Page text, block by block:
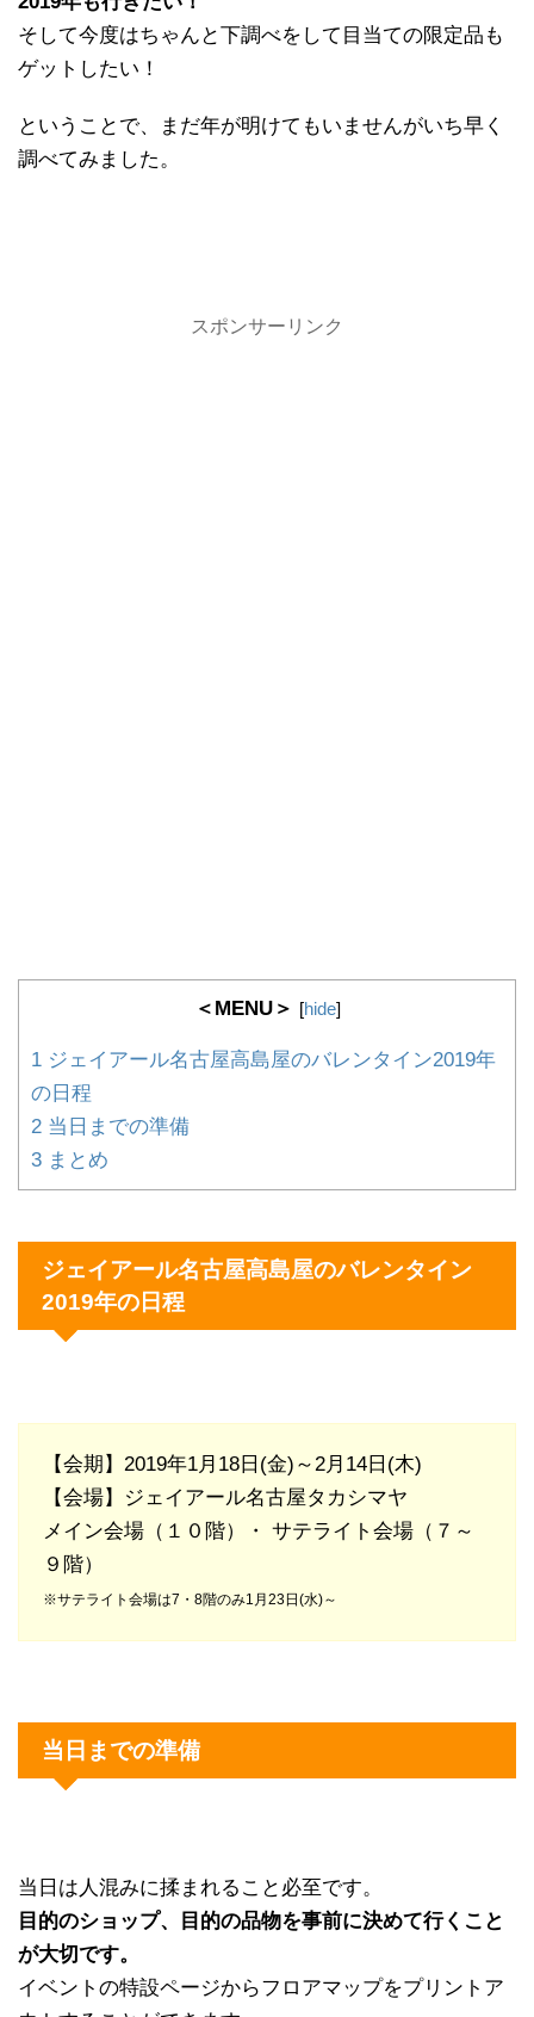
そして今度はちゃんと下調べをして目当ての限定品も
ゲットしたい！
ということで、まだ年が明けてもいませんがいち早く
調べてみました。
スポンサーリンク
＜MENU＞ [hide]
1 ジェイアール名古屋高島屋のバレンタイン2019年
の日程
2 当日までの準備
3 まとめ
ジェイアール名古屋高島屋のバレンタイン
2019年の日程
【会期】2019年1月18日(金)～2月14日(木)
【会場】ジェイアール名古屋タカシマヤ
メイン会場（１０階）・ サテライト会場（７～
９階）
※サテライト会場は7・8階のみ1月23日(水)～
当日までの準備
当日は人混みに揉まれること必至です。
目的のショップ、目的の品物を事前に決めて行くこと
が大切です。
イベントの特設ページからフロアマップをプリントア